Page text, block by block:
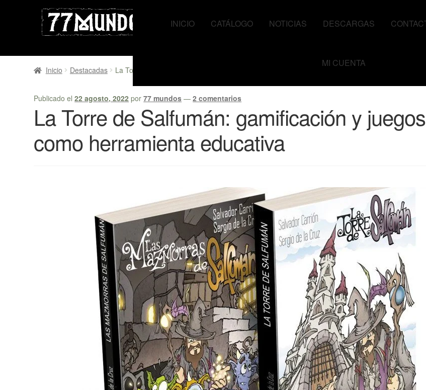
contenido
INICIO CATÁLOGO NOTICIAS DESCARGAS
MI CUENTA
Inicio Destacadas La Torre de Salfumán: gamificación y juegos de rol como herramienta educativa
Publicado el22 agosto, 2022 por77 mundos —2 comentarios
La Torre de Salfumán: gamificación y
como herramienta educativa